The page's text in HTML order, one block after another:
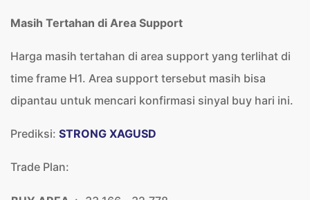
Masih Tertahan di Area Support
Harga masih tertahan di area support yang terlihat di
time frame H1. Area support tersebut masih bisa
dipantau untuk mencari konfirmasi sinyal buy hari ini.
Prediksi: STRONG XAGUSD
Trade Plan: